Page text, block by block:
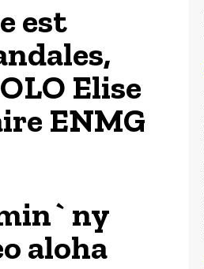
est
Elise
ENMG
ny
aloha